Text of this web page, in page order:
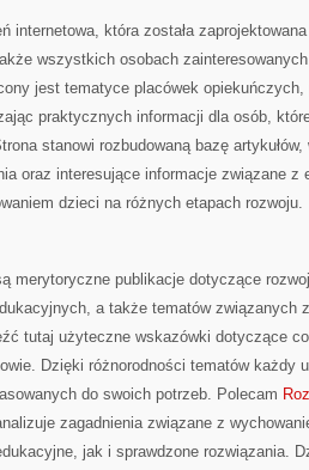
internetowa, która została
wszystkich osobach zainteresowanych
jest tematyce placówek opiekuńczych,
praktycznych informacji dla osób,
stanowi rozbudowaną bazę artykułów,
oraz interesujące informacje związane z
dzieci na różnych etapach rozwoju.
merytoryczne publikacje dotyczące
a także tematów związanych
tutaj użyteczne wskazówki dotyczące
Dzięki różnorodności tematów każdy
do swoich potrzeb. Polecam
zagadnienia związane z
jak i sprawdzone rozwiązania.